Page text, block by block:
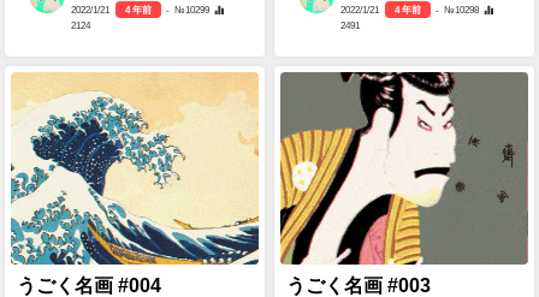
2022/1/21 4 年前
- №10299
2124
2022/1/21 4 年前
- №10298
2491
うごく名画 #004
うごく名画 #003